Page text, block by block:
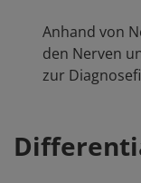
Anhand von
den Nerven
zur